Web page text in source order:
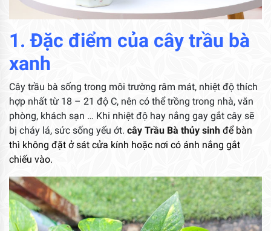
1. Đặc điểm của cây trầu bà
xanh
Cây trầu bà sống trong môi trường râm mát, nhiệt độ thích
hợp nhất từ 18 – 21 độ C, nên có thể trồng trong nhà, văn
phòng, khách sạn … Khi nhiệt độ hay nắng gay gắt cây sẽ
bị cháy lá, sức sống yếu ớt. cây Trầu Bà thủy sinh để bàn
thì không đặt ở sát cửa kính hoặc nơi có ánh nắng gắt
chiếu vào.